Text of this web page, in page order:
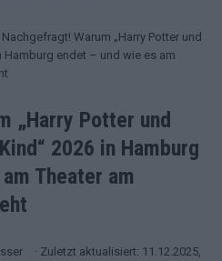
Nachgefragt! Warum „Harry Potter und
Hamburg endet – und wie es am
„Harry Potter und
2026 in Hamburg
Theater am
· Zuletzt aktualisiert: 11.12.2025,